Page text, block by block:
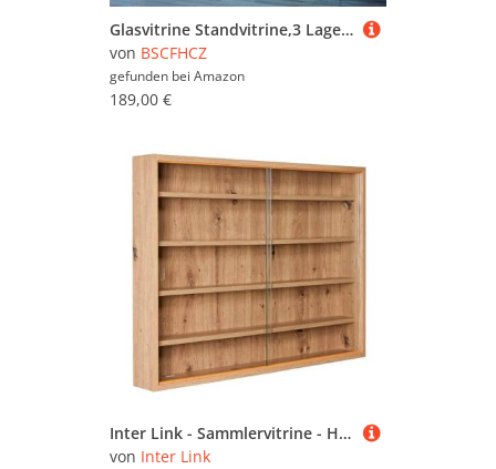
Glasvitrine Standvitrine,3 Lagen Glas Vitrine Vitrinenschrank,Sammlervitrine, LED Lampe Und Schloss, Modern Glas Holz Vitrine für Büro Wohnzimmer Küche (Schwarze, 2 Türen + 3 Etagen +Beleuchtung)
von BSCFHCZ
gefunden bei Amazon
189,00 €
Inter Link - Sammlervitrine - Hängevitrine - Wandregal - Glasvitrine - Wandvitrine - Hängeregal - Schaukasten - MDF - Eiche Artisan Nachbildung (80x60x9.5 cm) Artisario
von Inter Link